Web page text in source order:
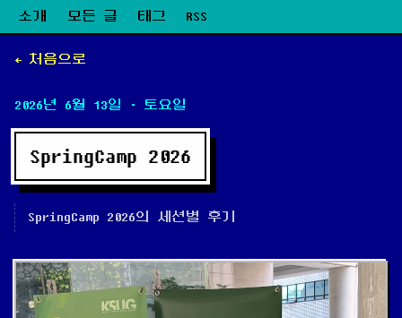
소개 모든 글 태그 RSS
← 처음으로
2026년 6월 13일 · 토요일
SpringCamp 2026
SpringCamp 2026의 세션별 후기